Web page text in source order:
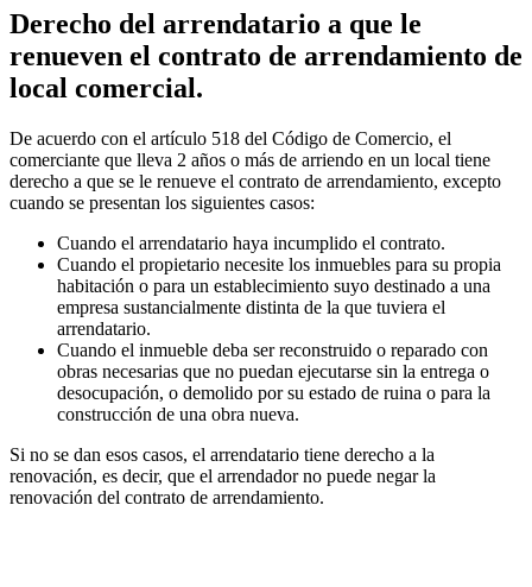
Derecho del arrendatario a que le
renueven el contrato de arrendamiento de
local comercial.
De acuerdo con el artículo 518 del Código de Comercio, el
comerciante que lleva 2 años o más de arriendo en un local tiene
derecho a que se le renueve el contrato de arrendamiento, excepto
cuando se presentan los siguientes casos:
Cuando el arrendatario haya incumplido el contrato.
Cuando el propietario necesite los inmuebles para su propia
habitación o para un establecimiento suyo destinado a una
empresa sustancialmente distinta de la que tuviera el
arrendatario.
Cuando el inmueble deba ser reconstruido o reparado con
obras necesarias que no puedan ejecutarse sin la entrega o
desocupación, o demolido por su estado de ruina o para la
construcción de una obra nueva.
Si no se dan esos casos, el arrendatario tiene derecho a la
renovación, es decir, que el arrendador no puede negar la
renovación del contrato de arrendamiento.